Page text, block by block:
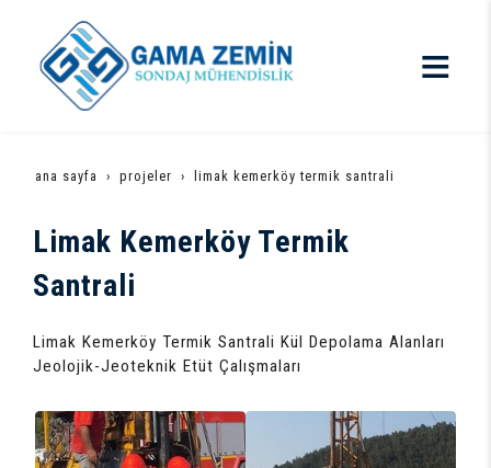
ana sayfa projeler limak kemerköy termik santrali
Limak Kemerköy Termik
Santrali
Limak Kemerköy Termik Santrali Kül Depolama Alanları
Jeolojik-Jeoteknik Etüt Çalışmaları